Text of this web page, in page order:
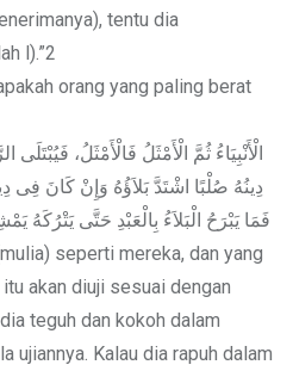
tentu dia
l).”2
orang yang paling berat
الْأَنْبِيَاءُ ثُمَّ الْأَمْثَلُ فَالْأَمْثَلُ،
دِينُهُ صُلْبًا اشْتَدَّ بَلاَؤُهُ وَإِنْ كَانَ فِى
فَمَا يَبْرَحُ الْبَلاَءُ بِالْعَبْدِ حَتَّى
seperti mereka, dan yang
akan diuji sesuai dengan
teguh dan kokoh dalam
ujiannya. Kalau dia rapuh dalam